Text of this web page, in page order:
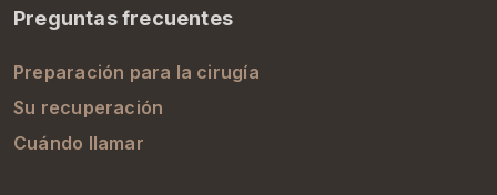
Preguntas frecuentes
Preparación para la cirugía
Su recuperación
Cuándo llamar